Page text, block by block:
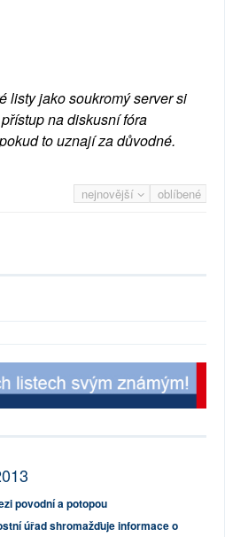
listy jako soukromý server si
na diskusní fóra
to uznají za důvodné.
nejnovější oblíbené
povodní a potopou
úřad shromažďuje informace o